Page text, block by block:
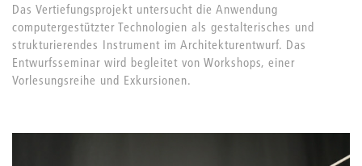
Das Vertiefungsprojekt untersucht die Anwendung
computergestützter Technologien als gestalterisches und
strukturierendes Instrument im Architekturentwurf. Das
Entwurfsseminar wird begleitet von Workshops, einer
Vorlesungsreihe und Exkursionen.